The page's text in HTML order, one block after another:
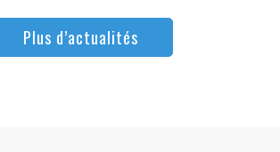
Plus d’actualités